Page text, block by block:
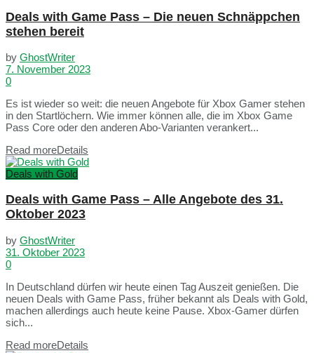
Deals with Game Pass – Die neuen Schnäppchen
stehen bereit
by GhostWriter
7. November 2023
0
Es ist wieder so weit: die neuen Angebote für Xbox Gamer stehen
in den Startlöchern. Wie immer können alle, die im Xbox Game
Pass Core oder den anderen Abo-Varianten verankert...
Read moreDetails
Deals with Gold
Deals with Game Pass – Alle Angebote des 31.
Oktober 2023
by GhostWriter
31. Oktober 2023
0
In Deutschland dürfen wir heute einen Tag Auszeit genießen. Die
neuen Deals with Game Pass, früher bekannt als Deals with Gold,
machen allerdings auch heute keine Pause. Xbox-Gamer dürfen
sich...
Read moreDetails